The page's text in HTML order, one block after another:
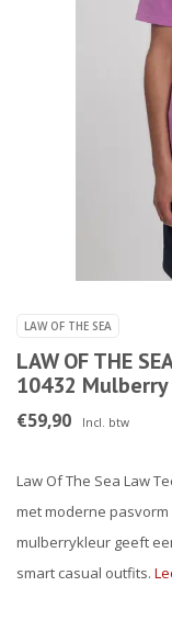
LAW OF THE SEA
LAW OF THE
10432 Mulberry
€59,90 Incl. btw
Law Of The Sea Law
met moderne
mulberrykleur geeft
smart casual outfits.